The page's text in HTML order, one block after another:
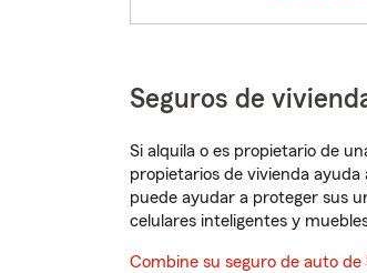
Seguros de
Si alquila o es propietario de
propietarios de vivienda
puede ayudar a proteger sus
celulares inteligentes y
Combine su seguro de auto de